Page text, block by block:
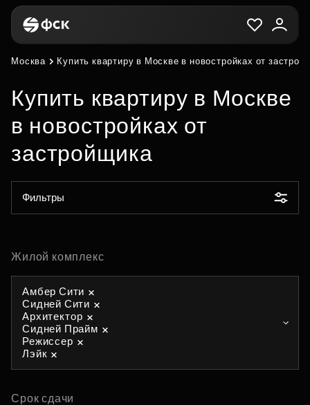
Москва Купить квартиру в Москве в новостройках от
Купить квартиру в Москве
в новостройках от
застройщика
Фильтры
Жилой комплекс
Амбер Сити
Сидней Сити
Архитектор
Сидней Прайм
Режиссер
Лэйк
Срок сдачи